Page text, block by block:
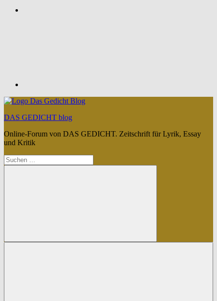
DAS GEDICHT blog
Online-Forum von DAS GEDICHT. Zeitschrift für Lyrik, Essay
und Kritik
Suchen
nach:
Suchen